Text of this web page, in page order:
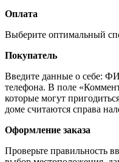
Оплата
Выберите оптимальный
Покупатель
Введите данные о себе:
телефона. В поле
которые могут
доме считаются справа
Оформление заказа
Проверьте правильность